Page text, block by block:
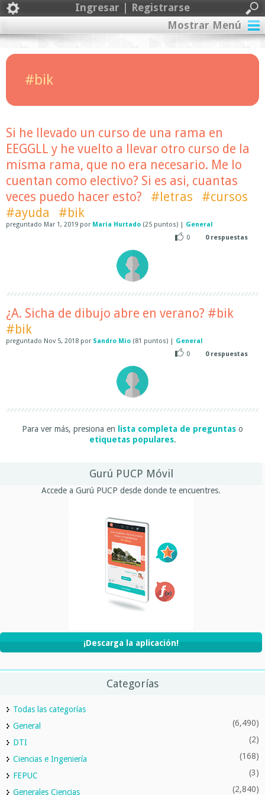
Ingresar | Registrarse
Mostrar Menú
#bik
Si he llevado un curso de una rama en
EEGGLL y he vuelto a llevar otro curso de la
misma rama, que no era necesario. Me lo
cuentan como electivo? Si es asi, cuantas
veces puedo hacer esto?
#letras
#cursos
#ayuda
#bik
preguntado Mar 1, 2019 por Maria Hurtado (25 puntos) | General
0
0respuestas
¿A. Sicha de dibujo abre en verano? #bik
#bik
preguntado Nov 5, 2018 por Sandro Mio (81 puntos) | General
0
0respuestas
Para ver más, presiona en lista completa de preguntas o
etiquetas populares.
Gurú PUCP Móvil
Accede a Gurú PUCP desde donde te encuentres.
¡Descarga la aplicación!
Categorías
Todas las categorías
General
(6,490)
DTI (2)
Ciencias e Ingeniería (168)
FEPUC (3)
Generales Ciencias (2,840)